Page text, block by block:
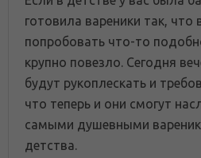
готовила вареники так, что
попробовать что-то
крупно повезло. Сегодня
будут рукоплескать и
что теперь и они смогут
самыми душевными
детства.